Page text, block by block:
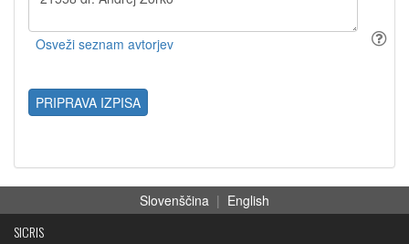
PRIPRAVA IZPISA
Slovenščina | English
SICRIS